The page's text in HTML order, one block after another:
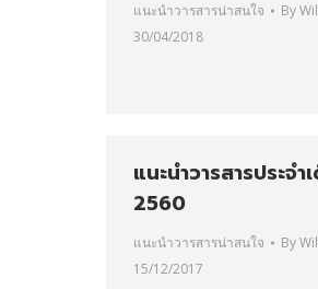
แนะนำวารสารน่าสนใจ By
30/04/2018
แนะนำวารสารประจ
2560
แนะนำวารสารน่าสนใจ By
15/12/2017